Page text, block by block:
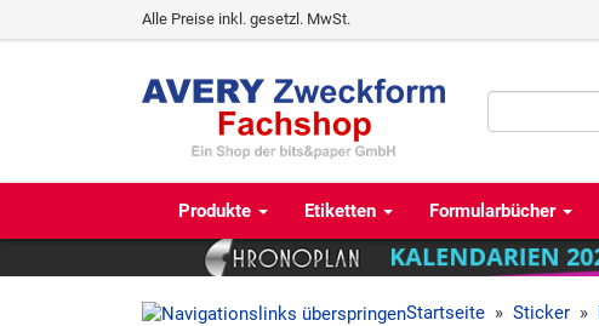
Alle Preise inkl. gesetzl. MwSt.
Produkte Etiketten Formularbücher
Startseite » Sticker »